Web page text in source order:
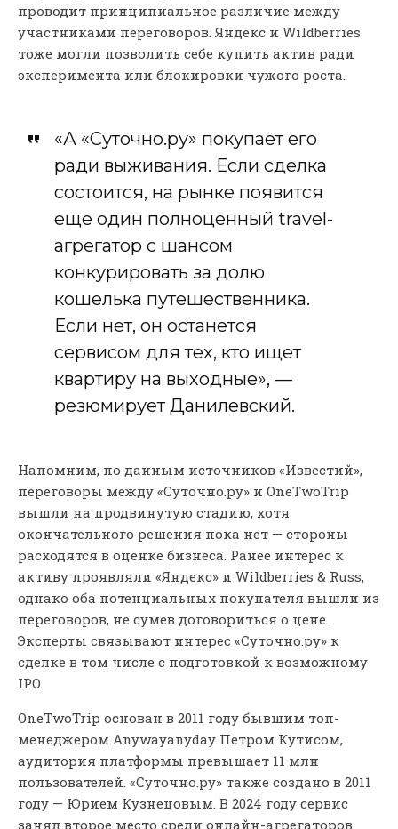
проводит принципиальное различие между
участниками переговоров. Яндекс и Wildberries
тоже могли позволить себе купить актив ради
эксперимента или блокировки чужого роста.
«А «Суточно.ру» покупает его
ради выживания. Если сделка
состоится, на рынке появится
еще один полноценный travel-
агрегатор с шансом
конкурировать за долю
кошелька путешественника.
Если нет, он останется
сервисом для тех, кто ищет
квартиру на выходные», —
резюмирует Данилевский.
Напомним, по данным источников «Известий»,
переговоры между «Суточно.ру» и OneTwoTrip
вышли на продвинутую стадию, хотя
окончательного решения пока нет — стороны
расходятся в оценке бизнеса. Ранее интерес к
активу проявляли «Яндекс» и Wildberries & Russ,
однако оба потенциальных покупателя вышли из
переговоров, не сумев договориться о цене.
Эксперты связывают интерес «Суточно.ру» к
сделке в том числе с подготовкой к возможному
IPO.
OneTwoTrip основан в 2011 году бывшим топ-
менеджером Anywayanyday Петром Кутисом,
аудитория платформы превышает 11 млн
пользователей. «Суточно.ру» также создано в 2011
году — Юрием Кузнецовым. В 2024 году сервис
занял второе место среди онлайн-агрегаторов